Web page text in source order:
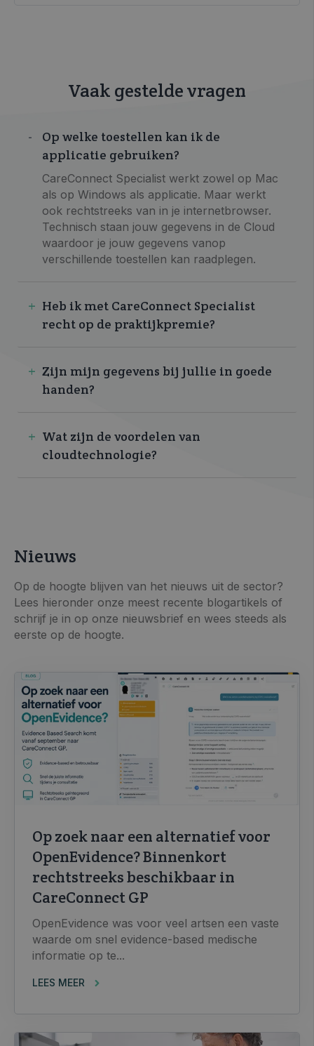
Vaak gestelde vragen
Op welke toestellen kan ik de
applicatie gebruiken?
CareConnect Specialist werkt zowel op Mac
als op Windows als applicatie. Maar werkt
ook rechtstreeks van in je internetbrowser.
Technisch staan jouw gegevens in de Cloud
waardoor je jouw gegevens vanop
verschillende toestellen kan raadplegen.
Heb ik met CareConnect Specialist
recht op de praktijkpremie?
Zijn mijn gegevens bij jullie in goede
handen?
Wat zijn de voordelen van
cloudtechnologie?
Nieuws
Op de hoogte blijven van het nieuws uit de sector?
Lees hieronder onze meest recente blogartikels of
schrijf je in op onze nieuwsbrief en wees steeds als
eerste op de hoogte.
Op zoek naar een alternatief voor
OpenEvidence? Binnenkort
rechtstreeks beschikbaar in
CareConnect GP
OpenEvidence was voor veel artsen een vaste
waarde om snel evidence-based medische
informatie op te...
LEES MEER